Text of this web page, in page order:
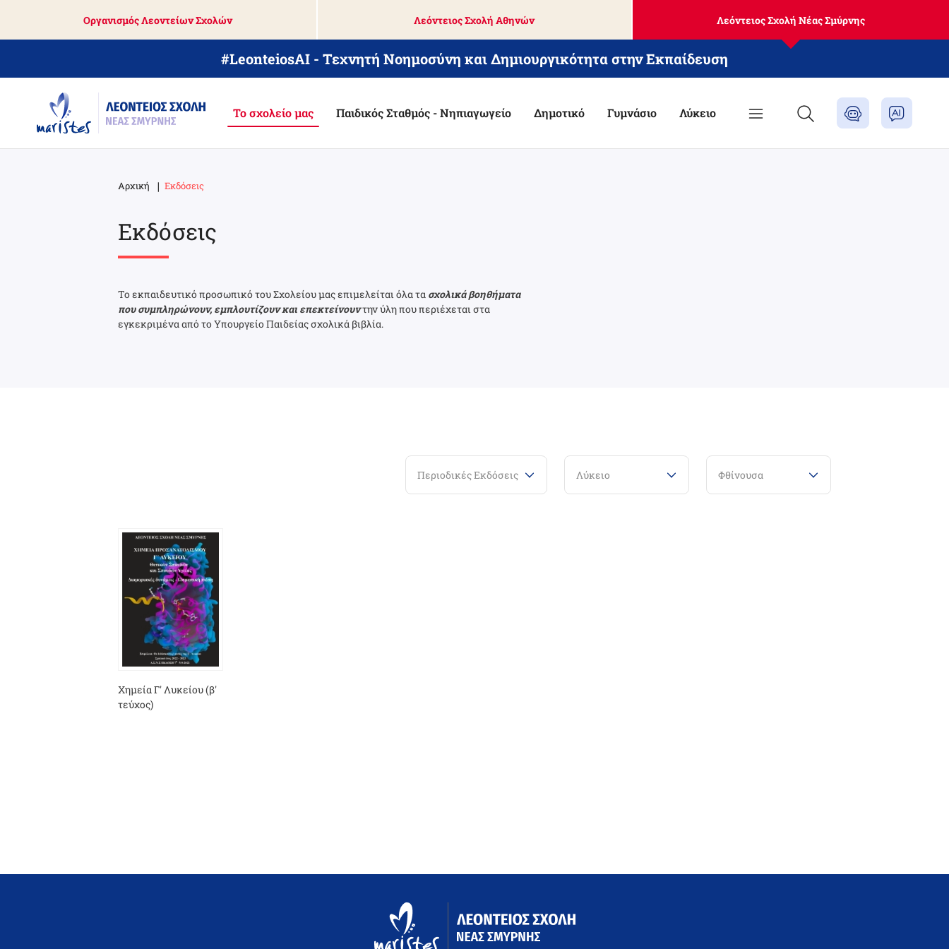
main
Οργανισμός Λεοντείων Σχολών Λεόντειος Σχολή Αθηνών Λεόντειος Σχολή Νέας Σμύρνης
#LeonteiosAI - Τεχνητή Νοημοσύνη και Δημιουργικότητα στην Εκπαίδευση
Το σχολείο μας Παιδικός Σταθμός - Νηπιαγωγείο Δημοτικό Γυμνάσιο Λύκειο
Breadcrumb
Αρχική Εκδόσεις
Εκδόσεις
Το εκπαιδευτικό προσωπικό του Σχολείου μας επιμελείται όλα τα σχολικά βοηθήματα
που συμπληρώνουν, εμπλουτίζουν και επεκτείνουντην ύλη που περιέχεται στα
εγκεκριμένα από το Υπουργείο Παιδείας σχολικά βιβλία.
Περιοδικές Εκδόσεις Λύκειο Φθίνουσα
Χημεία Γ' Λυκείου (β'
τεύχος)